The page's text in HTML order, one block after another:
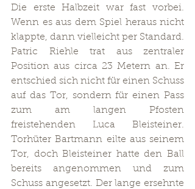
Die erste Halbzeit war fast vorbei.
Wenn es aus dem Spiel heraus nicht
klappte, dann vielleicht per Standard.
Patric Riehle trat aus zentraler
Position aus circa 23 Metern an. Er
entschied sich nicht für einen Schuss
auf das Tor, sondern für einen Pass
zum am langen Pfosten
freistehenden Luca Bleisteiner.
Torhüter Bartmann eilte aus seinem
Tor, doch Bleisteiner hatte den Ball
bereits angenommen und zum
Schuss angesetzt. Der lange ersehnte